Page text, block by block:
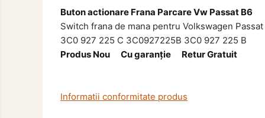
Aditivi Ulei Motor
Aditivi DPF, Sistem Racire si
Lubrifianti si Spray-uri de Curatare
Buton actionare Frana Parcare Vw Passat B6
Switch frana de mana pentru Volkswagen Passat
3C0 927 225 C 3C0927225B 3C0 927 225 B
Produs Nou Cu garanţie Retur Gratuit
Informatii conformitate produs